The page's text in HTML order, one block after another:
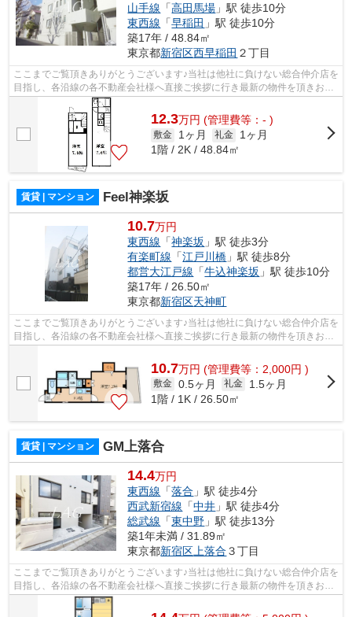
山手線 「高田馬場 」駅 徒歩10分
東西線 「早稲田 」駅 徒歩10分
築17年 / 48.84㎡
東京都新宿区西早稲田 ２丁目
ここまでご覧頂きありがとうございます♪当社は他社に負けない総合仲介店を
目指し、各沿線の各不動産会社様へ直接ご挨拶に行き最新の物件を頂きお客
様へ提供しております！最新の情報は...
12.3万円 (管理費等：- )
敷金 1ヶ月 礼金
1ヶ月
1階 / 2K / 48.84㎡
賃貸 | マンション Feel神楽坂
10.7万円
東西線 「神楽坂 」駅 徒歩3分
有楽町線 「江戸川橋 」駅 徒歩8分
都営大江戸線 「牛込神楽坂 」駅 徒歩10分
築17年 / 26.50㎡
東京都新宿区天神町
ここまでご覧頂きありがとうございます♪当社は他社に負けない総合仲介店を
目指し、各沿線の各不動産会社様へ直接ご挨拶に行き最新の物件を頂きお客
10.7万円 (管理費等：2,000円 )
敷金 0.5ヶ月 礼金
1.5ヶ月
1階 / 1K / 26.50㎡
賃貸 | マンション GM上落合
14.4万円
東西線 「落合 」駅 徒歩4分
西武新宿線 「中井 」駅 徒歩4分
総武線 「東中野 」駅 徒歩13分
築1年未満 / 31.89㎡
東京都新宿区 上落合 ３丁目
ここまでご覧頂きありがとうございます♪当社は他社に負けない総合仲介店を
目指し、各沿線の各不動産会社様へ直接ご挨拶に行き最新の物件を頂きお客
様へ提供しております！最新の情報は...